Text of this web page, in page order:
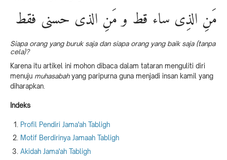
مَنِ الذِى ساء قط و مَنِ الذى حسنى فقط
Siapa orang yang buruk saja dan siapa orang yang baik saja (tanpa
cela)?
Karena itu artikel ini mohon dibaca dalam tataran menguliti diri
menuju muhasabahyang paripurna guna menjadi insan kamil yang
diharapkan.
Indeks
Profil Pendiri Jama'ah Tabligh
Motif Berdirinya Jamaah Tabligh
Akidah Jama'ah Tabligh